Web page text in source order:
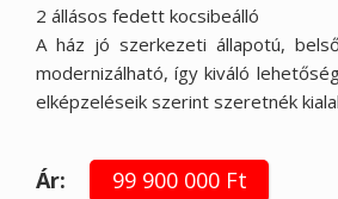
2 állásos fedett kocsibeálló
A ház jó szerkezeti állapotú,
modernizálható, így kiváló
elképzeléseik szerint szeretnék
Ár: 99 900 000 Ft